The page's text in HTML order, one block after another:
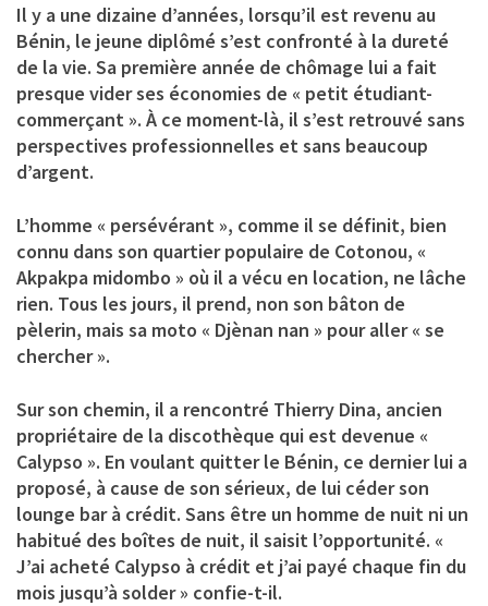
Il y a une dizaine d’années, lorsqu’il est revenu au
Bénin, le jeune diplômé s’est confronté à la dureté
de la vie. Sa première année de chômage lui a fait
presque vider ses économies de « petit étudiant-
commerçant ». À ce moment-là, il s’est retrouvé sans
perspectives professionnelles et sans beaucoup
d’argent.
L’homme « persévérant », comme il se définit, bien
connu dans son quartier populaire de Cotonou, «
Akpakpa midombo » où il a vécu en location, ne lâche
rien. Tous les jours, il prend, non son bâton de
pèlerin, mais sa moto « Djènan nan » pour aller « se
chercher ».
Sur son chemin, il a rencontré Thierry Dina, ancien
propriétaire de la discothèque qui est devenue «
Calypso ». En voulant quitter le Bénin, ce dernier lui a
proposé, à cause de son sérieux, de lui céder son
lounge bar à crédit. Sans être un homme de nuit ni un
habitué des boîtes de nuit, il saisit l’opportunité. «
J’ai acheté Calypso à crédit et j’ai payé chaque fin du
mois jusqu’à solder » confie-t-il.